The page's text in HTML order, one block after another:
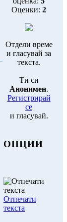
Оценки: 2
Отдели време
и гласувай за
текста.
Ти си
Анонимен.
Регистрирай
се
и гласувай.
ОПЦИИ
Отпечати
текста